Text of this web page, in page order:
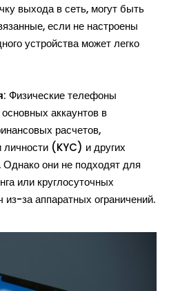
выхода в сеть, могут быть
если не настроены
устройства может легко
: Физические телефоны
аккаунтов в
расчетов,
(KYC) и других
они не подходят для
или круглосуточных
за аппаратных ограничений.